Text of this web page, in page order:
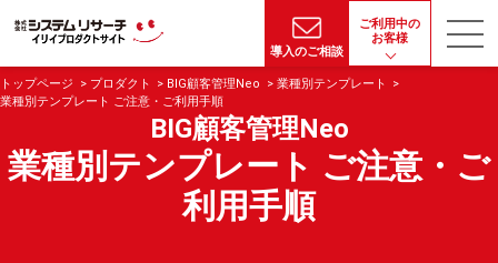
導入のご相談
ご利用中の
お客様
トップページ プロダクト BIG顧客管理Neo
業種別テンプレート
業種別テンプレート ご注意・ご利用手順
BIG顧客管理Neo
業種別テンプレート ご注意・ご
利用手順